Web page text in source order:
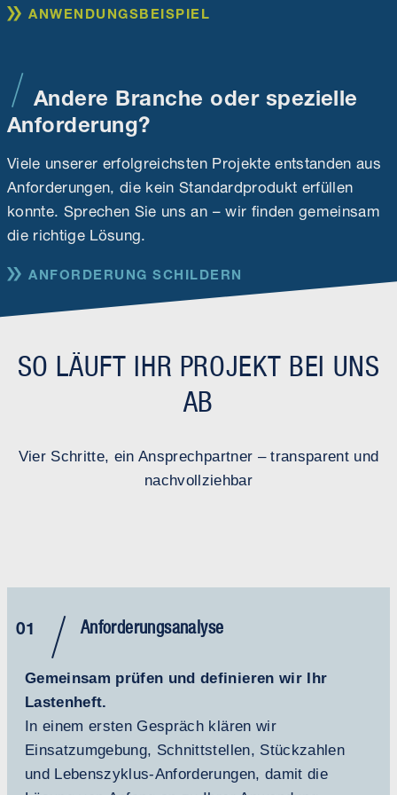
ANWENDUNGSBEISPIEL
Andere Branche oder spezielle
Anforderung?
Viele unserer erfolgreichsten Projekte entstanden aus
Anforderungen, die kein Standardprodukt erfüllen
konnte. Sprechen Sie uns an – wir finden gemeinsam
die richtige Lösung.
ANFORDERUNG SCHILDERN
SO LÄUFT IHR PROJEKT BEI UNS
AB
Vier Schritte, ein Ansprechpartner – transparent und
nachvollziehbar
01 Anforderungsanalyse
Gemeinsam prüfen und definieren wir Ihr
Lastenheft.
In einem ersten Gespräch klären wir
Einsatzumgebung, Schnittstellen, Stückzahlen
und Lebenszyklus-Anforderungen, damit die